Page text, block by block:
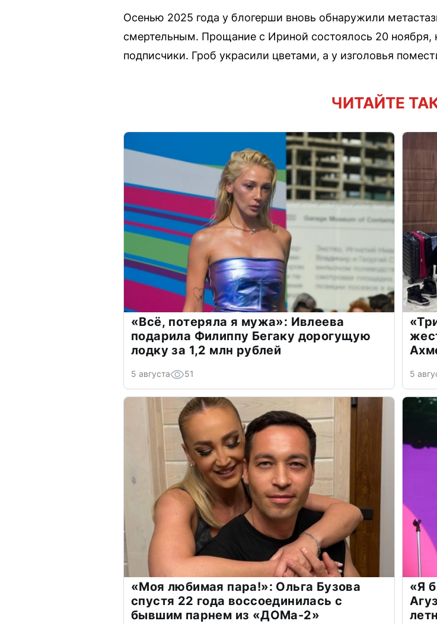
Осенью 2025 года у блогерши вновь обнаружили
смертельным. Прощание с Ириной состоялось 20
подписчики. Гроб украсили цветами, а у изголовья
ЧИТАЙТЕ
«Всё, потеряла я мужа»: Ивлеева
подарила Филиппу Бегаку дорогущую
лодку за 1,2 млн рублей
5 августа 51 5
«Моя любимая пара!»: Ольга Бузова
спустя 22 года воссоединилась с
бывшим парнем из «ДОМа-2»
«Я